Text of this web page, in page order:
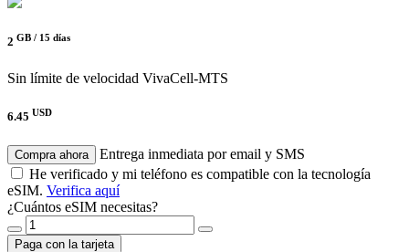
2 GB / 15 días
Sin límite de velocidad VivaCell-MTS
6.45 USD
Compra ahora
Entrega inmediata por email y SMS
He verificado y mi teléfono es compatible con la tecnología
eSIM. Verifica aquí
¿Cuántos eSIM necesitas?
Paga con la tarjeta